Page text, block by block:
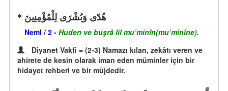
هُدًى وَبُشْرَى لِلْمُؤْمِنِينَ
Neml / 2 - Huden ve buşrâ lil mu’minîn(mu’minîne).
Diyanet Vakfi = (2-3) Namazı kılan, zekâtı veren ve
ahirete de kesin olarak iman eden müminler için bir
hidayet rehberi ve bir müjdedir.